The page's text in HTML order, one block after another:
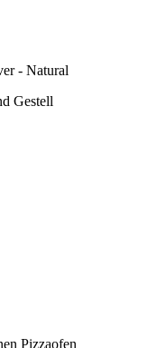
- Natural
Gestell
Pizzaofen